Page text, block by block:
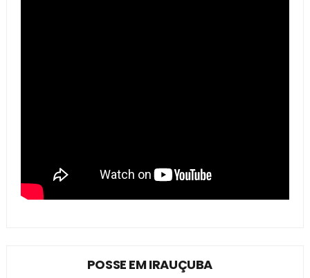
POSSE EM IRAUÇUBA